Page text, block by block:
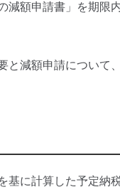
減額申請書」を期限
と減額申請について
基に計算した予定納